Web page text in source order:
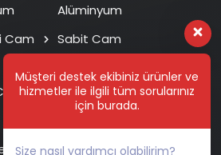
Alüminyum
Cam
Sabit Cam
Isı Cam Sürme
Müşteri destek ekibiniz ürünler ve
hizmetler ile ilgili tüm sorularınız
için burada.
Size nasıl yardımcı olabilirim?